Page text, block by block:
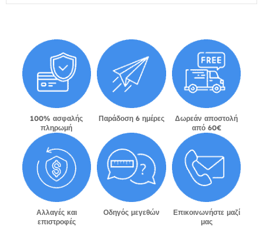
100% ασφαλής
πληρωμή
Παράδοση 6 ημέρες
Δωρεάν αποστολή
από 60€
Αλλαγές και
επιστροφές
Οδηγός μεγεθών
Επικοινωνήστε μαζί
μας